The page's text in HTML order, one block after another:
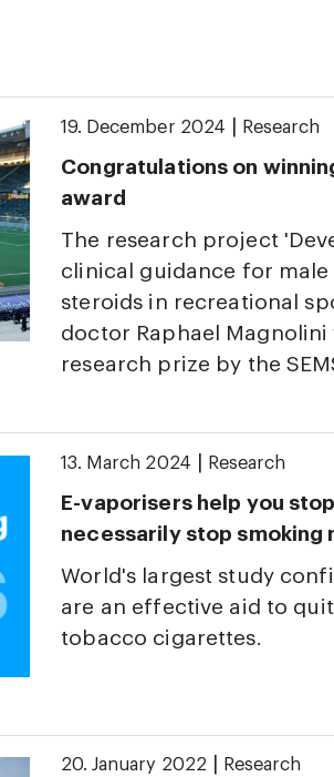
19. December 2024 Research
Congratulations on
award
The research project
clinical guidance for
steroids in recreational
doctor Raphael Magnolini
research prize by the
13. March 2024 Research
E-vaporisers help you
necessarily stop smoking
World's largest study
are an effective aid to
tobacco cigarettes.
20. January 2022 Research